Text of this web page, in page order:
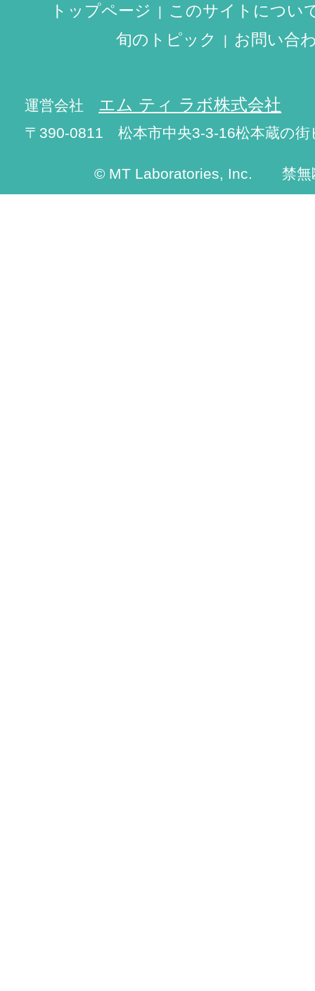
トップページ
このサイトについ
旬のトピック
お問い合
運営会社 エム ティ ラボ株式会社
〒390-0811 松本市中央3-3-16松本蔵の街
© MT Laboratories, Inc. 禁無